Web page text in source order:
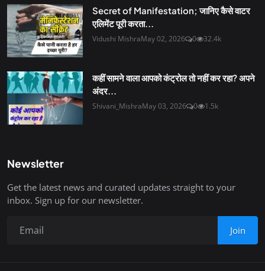
Secret of Manifestation; जानिए कैसे वाटर
एलिमेंट पूरी करता...
Vidushi MishraMay 02, 2026 0 32.4k
कहीं सामने वाला आपको कंट्रोल तो नहीं कर रहा? अपने
अंदर...
Shivani_MishraMay 03, 2026 0 1.5k
Newsletter
Get the latest news and curated updates straight to your
inbox. Sign up for our newsletter.
Join